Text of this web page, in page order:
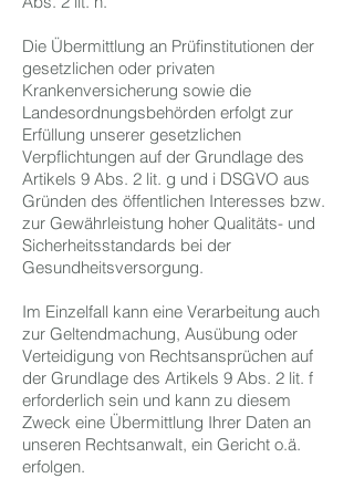
Die Übermittlung an Prüfinstitutionen der
gesetzlichen oder privaten
Krankenversicherung sowie die
Landesordnungsbehörden erfolgt zur
Erfüllung unserer gesetzlichen
Verpflichtungen auf der Grundlage des
Artikels 9 Abs. 2 lit. g und i DSGVO aus
Gründen des öffentlichen Interesses bzw.
zur Gewährleistung hoher Qualitäts- und
Sicherheitsstandards bei der
Gesundheitsversorgung.
Im Einzelfall kann eine Verarbeitung auch
zur Geltendmachung, Ausübung oder
Verteidigung von Rechtsansprüchen auf
der Grundlage des Artikels 9 Abs. 2 lit. f
erforderlich sein und kann zu diesem
Zweck eine Übermittlung Ihrer Daten an
unseren Rechtsanwalt, ein Gericht o.ä.
erfolgen.